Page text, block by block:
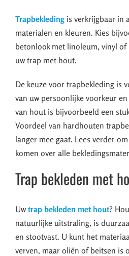
Trapbekleding is verkrijgbaar in
materialen en kleuren. Kies
betonlook met linoleum, vinyl
uw trap met hout.
De keuze voor trapbekleding is
van uw persoonlijke voorkeur
van hout is bijvoorbeeld een
Voordeel van hardhouten
langer mee gaat. Lees verder
komen over alle
Trap bekleden met
Uwtrap bekleden met hout?
natuurlijke uitstraling, is
en stootvast. U kunt het
verven, maar oliën of beitsen is